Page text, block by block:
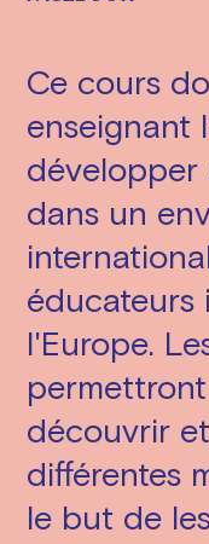
Ce cours
enseignant
développer
dans un
éducateurs
l'Europe.
découvrir
différentes
le but de